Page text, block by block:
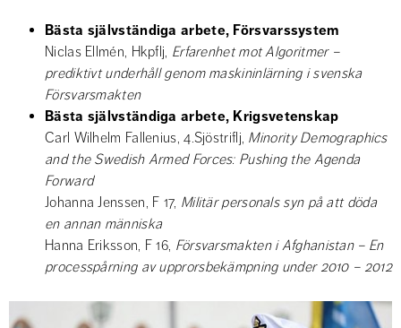
Bästa självständiga arbete, Försvarssystem
Niclas Ellmén, Hkpflj, Erfarenhet mot Algoritmer –
prediktivt underhåll genom maskininlärning i svenska
Försvarsmakten
Bästa självständiga arbete, Krigsvetenskap
Carl Wilhelm Fallenius, 4.Sjöstriflj, Minority Demographics
and the Swedish Armed Forces: Pushing the Agenda
Forward
Johanna Jenssen, F 17, Militär personals syn på att döda
en annan människa
Hanna Eriksson, F 16, Försvarsmakten i Afghanistan – En
processpårning av upprorsbekämpning under 2010 – 2012